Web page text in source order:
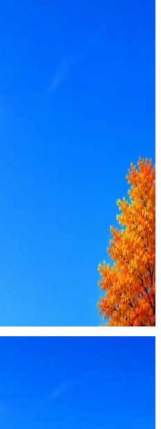
с Эйч
просит войти через
код или пароль,
— это мошенники.
рынки, позиции, вилка, каналы